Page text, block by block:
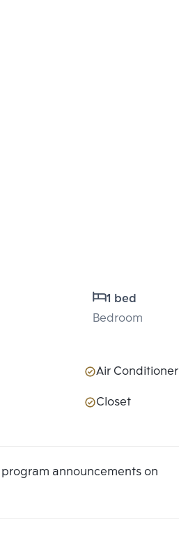
1 bed
Bedroom
Air Conditioner
Closet
announcements on